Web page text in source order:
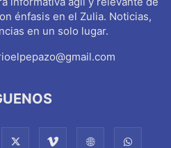
énfasis en el Zulia. Noticias,
en un solo lugar.